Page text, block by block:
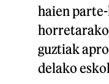
haien
guztiak
delako